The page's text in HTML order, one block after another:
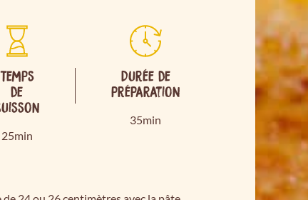
Temps
de
25min
Durée de
préparation
35min